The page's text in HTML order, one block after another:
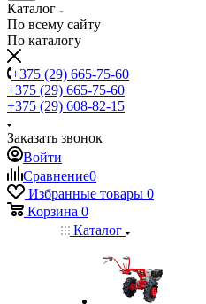
Каталог
По всему сайту
По каталогу
+375 (29) 665-75-60
+375 (29) 665-75-60
+375 (29) 608-82-15
Заказать звонок
Войти
Сравнение0
Избранные товары 0
Корзина 0
Каталог